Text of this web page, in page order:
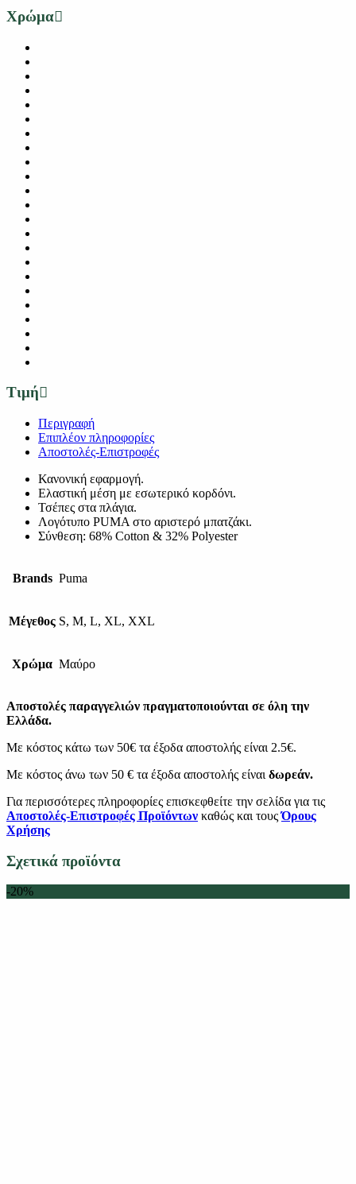
Χρώμα
Τιμή
Περιγραφή
Επιπλέον πληροφορίες
Αποστολές-Επιστροφές
Κανονική εφαρμογή.
Ελαστική μέση με εσωτερικό κορδόνι.
Τσέπες στα πλάγια.
Λογότυπο PUMA στο αριστερό μπατζάκι.
Σύνθεση: 68% Cotton & 32% Polyester
Brands Puma
Μέγεθος S, M, L, XL, XXL
Χρώμα Μαύρο
Αποστολές παραγγελιών πραγματοποιούνται σε όλη την
Ελλάδα.
Με κόστος κάτω των 50€ τα έξοδα αποστολής είναι 2.5€.
Με κόστος άνω των 50 € τα έξοδα αποστολής είναι δωρεάν.
Για περισσότερες πληροφορίες επισκεφθείτε την σελίδα για τις
Αποστολές-Επιστροφές Προϊόντων καθώς και τουςΌρους
Χρήσης
Σχετικά προϊόντα
-20%